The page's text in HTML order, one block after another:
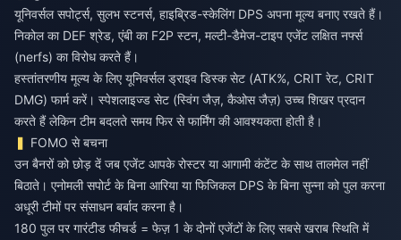
यूनिवर्सल सपोर्ट्स, सुलभ स्टनर्स, हाइब्रिड-स्केलिंग DPS अपना मूल्य बनाए रखते हैं।
निकोल का DEF श्रेड, एंबी का F2P स्टन, मल्टी-डैमेज-टाइप एजेंट लक्षित नर्फ्स
(nerfs) का विरोध करते हैं।
हस्तांतरणीय मूल्य के लिए यूनिवर्सल ड्राइव डिस्क सेट (ATK%, CRIT रेट, CRIT
DMG) फार्म करें। स्पेशलाइज्ड सेट (स्विंग जैज़, कैओस जैज़) उच्च शिखर प्रदान
करते हैं लेकिन टीम बदलते समय फिर से फार्मिंग की आवश्यकता होती है।
FOMO से बचना
उन बैनरों को छोड़ दें जब एजेंट आपके रोस्टर या आगामी कंटेंट के साथ तालमेल नहीं
बिठाते। एनोमली सपोर्ट के बिना आरिया या फिजिकल DPS के बिना सुन्ना को पुल करना
अधूरी टीमों पर संसाधन बर्बाद करना है।
180 पुल पर गारंटीड फीचर्ड = फेज़ 1 के दोनों एजेंटों के लिए सबसे खराब स्थिति में